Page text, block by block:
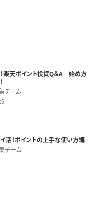
楽天ポイント投資Q＆A 始め方
チーム
活！ポイントの上手な使い方編
チーム